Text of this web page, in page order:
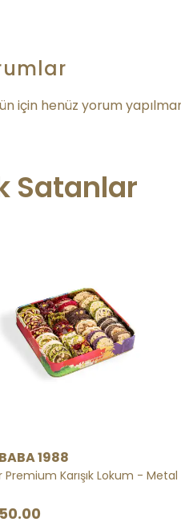
için henüz yorum
Satanlar
1988